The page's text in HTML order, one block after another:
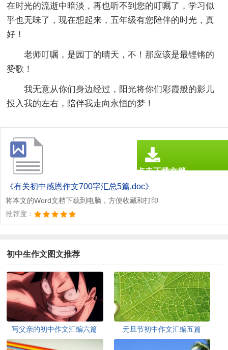
在时光的流逝中暗淡，再也听不到您的叮嘱了，学习似
乎也无味了，现在想起来，五年级有您陪伴的时光，真
好！
老师叮嘱，是园丁的晴天，不！那应该是最铿锵的
赞歌！
我无意从你们身边经过，阳光将你们彩霞般的影儿
投入我的左右，陪伴我走向永恒的梦！
《有关初中感恩作文700字汇总5篇.doc》
将本文的Word文档下载到电脑，方便收藏和打印
推荐度：
点击下载文档
文档为doc格式
初中生作文图文推荐
写父亲的初中作文汇编六篇 元旦节初中作文汇编五篇